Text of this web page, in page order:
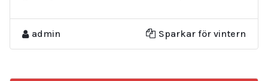
admin Sparkar för vintern